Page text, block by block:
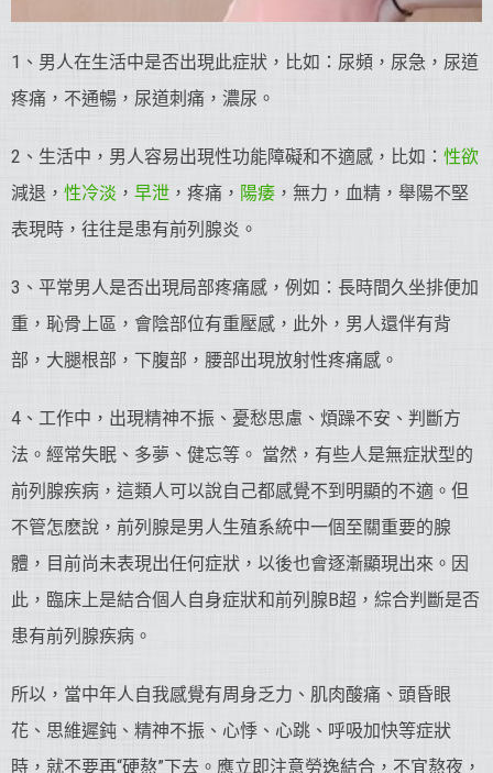
1、男人在生活中是否出現此症狀，比如：尿頻，尿急，尿道
疼痛，不通暢，尿道刺痛，濃尿。
2、生活中，男人容易出現性功能障礙和不適感，比如： 性欲
減退， 性冷淡 ， 早泄 ，疼痛， 陽痿 ，無力，血精，舉陽不堅
表現時，往往是患有前列腺炎。
3、平常男人是否出現局部疼痛感，例如：長時間久坐排便加
重，恥骨上區，會陰部位有重壓感，此外，男人還伴有背
部，大腿根部，下腹部，腰部出現放射性疼痛感。
4、工作中，出現精神不振、憂愁思慮、煩躁不安、判斷方
法。經常失眠、多夢、健忘等。 當然，有些人是無症狀型的
前列腺疾病，這類人可以說自己都感覺不到明顯的不適。但
不管怎麽說，前列腺是男人生殖系統中一個至關重要的腺
體，目前尚未表現出任何症狀，以後也會逐漸顯現出來。因
此，臨床上是結合個人自身症狀和前列腺B超，綜合判斷是否
患有前列腺疾病。
所以，當中年人自我感覺有周身乏力、肌肉酸痛、頭昏眼
花、思維遲鈍、精神不振、心悸、心跳、呼吸加快等症狀
時，就不要再“硬熬”下去。應立即注意勞逸結合，不宜熬夜，